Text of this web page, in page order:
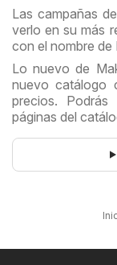
Las campañas
verlo en su más
con el nombre
Lo nuevo de
nuevo catálogo
precios.
páginas del